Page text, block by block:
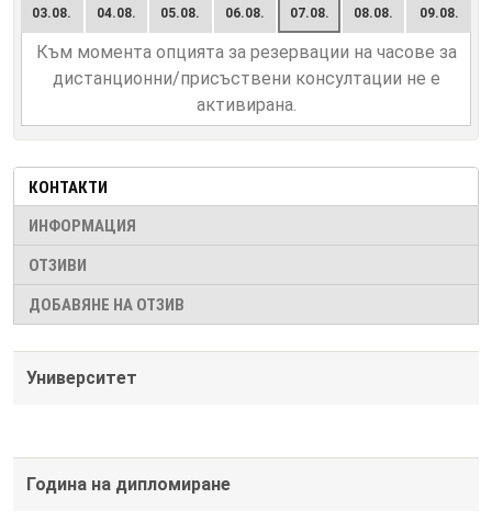
03.08. 04.08. 05.08. 06.08. 07.08. 08.08. 09.08.
Към момента опцията за резервации на часове за
дистанционни/присъствени консултации не е
активирана.
КОНТАКТИ
ИНФОРМАЦИЯ
ОТЗИВИ
ДОБАВЯНЕ НА ОТЗИВ
Университет
Година на дипломиране